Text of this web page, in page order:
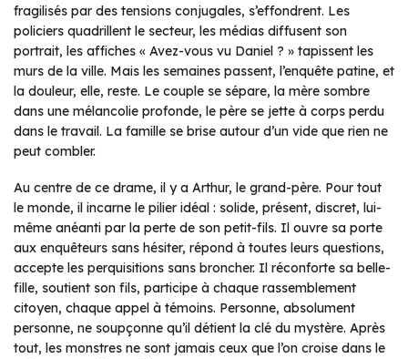
fragilisés par des tensions conjugales, s’effondrent. Les
policiers quadrillent le secteur, les médias diffusent son
portrait, les affiches « Avez-vous vu Daniel ? » tapissent les
murs de la ville. Mais les semaines passent, l’enquête patine, et
la douleur, elle, reste. Le couple se sépare, la mère sombre
dans une mélancolie profonde, le père se jette à corps perdu
dans le travail. La famille se brise autour d’un vide que rien ne
peut combler.
Au centre de ce drame, il y a Arthur, le grand-père. Pour tout
le monde, il incarne le pilier idéal : solide, présent, discret, lui-
même anéanti par la perte de son petit-fils. Il ouvre sa porte
aux enquêteurs sans hésiter, répond à toutes leurs questions,
accepte les perquisitions sans broncher. Il réconforte sa belle-
fille, soutient son fils, participe à chaque rassemblement
citoyen, chaque appel à témoins. Personne, absolument
personne, ne soupçonne qu’il détient la clé du mystère. Après
tout, les monstres ne sont jamais ceux que l’on croise dans le